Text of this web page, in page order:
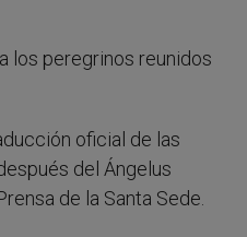
los peregrinos reunidos
oficial de las
del Ángelus
de la Santa Sede.